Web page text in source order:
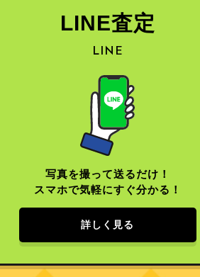
LINE査定
LINE
写真を撮って送るだけ！
スマホで気軽にすぐ分かる！
詳しく見る